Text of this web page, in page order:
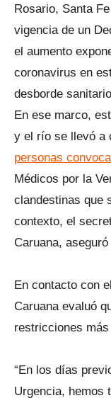
Rosario, Santa
vigencia de un
el aumento
coronavirus en
desborde
En ese marco,
y el río se llevó a
personas
Médicos por la
clandestinas que
contexto, el
Caruana, aseguró
En contacto con
Caruana evaluó
restricciones
“En los días
Urgencia, hemos